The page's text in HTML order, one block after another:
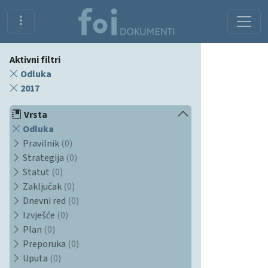
Aktivni filtri
Odluka
2017
Vrsta
Odluka
Pravilnik (0)
Strategija (0)
Statut (0)
Zaključak (0)
Dnevni red (0)
Izvješće (0)
Plan (0)
Preporuka (0)
Uputa (0)